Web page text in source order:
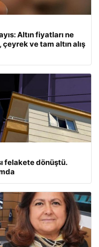
Altın fiyatları ne
çeyrek ve tam altın alış
felakete dönüştü.